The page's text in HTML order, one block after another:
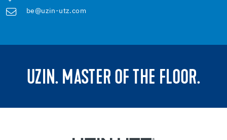
be@uzin-utz.com
UZIN. MASTER OF THE FLOOR.